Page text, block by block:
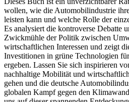
wollen, wie die Automobilindustrie
leisten kann und welche Rolle der
Es analysiert die kontroverse Debatte
Zwickmühle der Politik zwischen
wirtschaftlichen Interessen und zeigt
Investitionen in grüne Technologien
ergeben. Lassen Sie sich inspirieren
nachhaltige Mobilität und
gehen und die deutsche
globalen Kampf gegen den